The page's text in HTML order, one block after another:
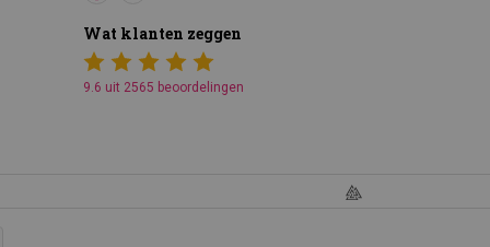
Wat klanten zeggen
9.6 uit 2565 beoordelingen